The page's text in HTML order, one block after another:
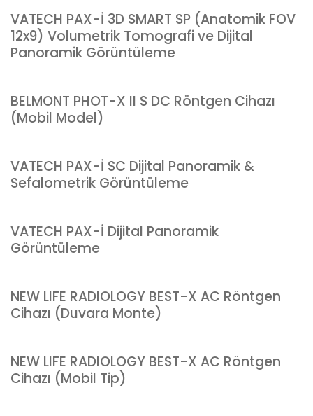
VATECH PAX-İ 3D SMART SP (Anatomik FOV
12x9) Volumetrik Tomografi ve Dijital
Panoramik Görüntüleme
BELMONT PHOT-X II S DC Röntgen Cihazı
(Mobil Model)
VATECH PAX-İ SC Dijital Panoramik &
Sefalometrik Görüntüleme
VATECH PAX-İ Dijital Panoramik
Görüntüleme
NEW LIFE RADIOLOGY BEST-X AC Röntgen
Cihazı (Duvara Monte)
NEW LIFE RADIOLOGY BEST-X AC Röntgen
Cihazı (Mobil Tip)